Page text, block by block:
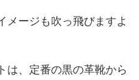
メージも吹っ飛びますよ
は、定番の黒の革靴から